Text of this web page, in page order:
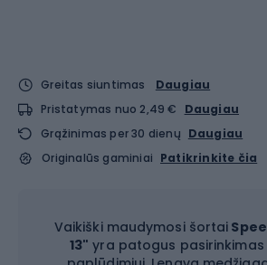
Greitas siuntimas
Daugiau
Pristatymas nuo 2,49 €
Daugiau
Grąžinimas per 30 dienų Daugiau
Originalūs gaminiai Patikrinkite čia
Vaikiški maudymosi šortai
13" yra patogus pasirinkimas